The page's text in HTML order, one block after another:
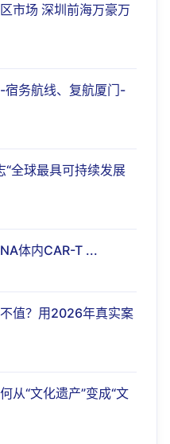
市场 深圳前海万豪万
宿务航线、复航厦门-
“全球最具可持续发展
体内CAR-T ...
值？用2026年真实案
从“文化遗产”变成“文